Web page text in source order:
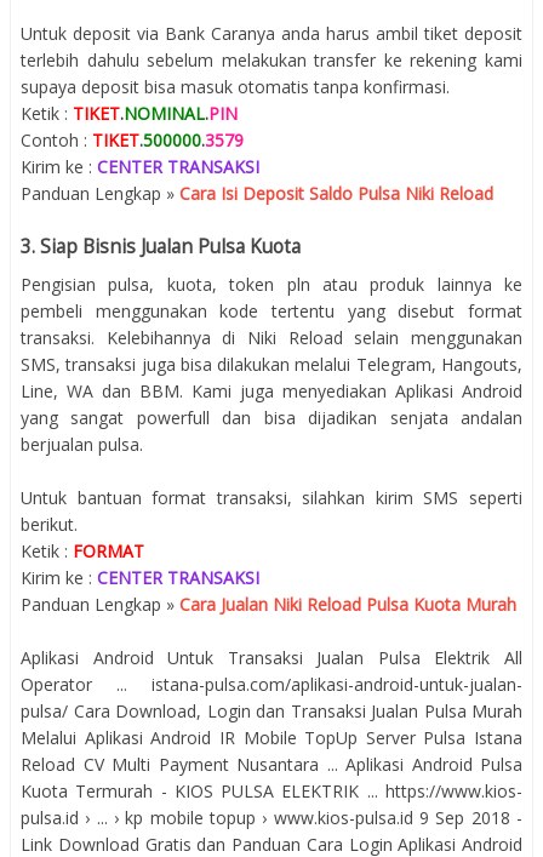
Untuk deposit via Bank Caranya anda harus ambil tiket deposit
terlebih dahulu sebelum melakukan transfer ke rekening kami
supaya deposit bisa masuk otomatis tanpa konfirmasi.
Ketik : TIKET.NOMINAL.PIN
Contoh : TIKET.500000.3579
Kirim ke : CENTER TRANSAKSI
Panduan Lengkap » Cara Isi Deposit Saldo Pulsa Niki Reload
3. Siap Bisnis Jualan Pulsa Kuota
Pengisian pulsa, kuota, token pln atau produk lainnya ke
pembeli menggunakan kode tertentu yang disebut format
transaksi. Kelebihannya di Niki Reload selain menggunakan
SMS, transaksi juga bisa dilakukan melalui Telegram, Hangouts,
Line, WA dan BBM. Kami juga menyediakan Aplikasi Android
yang sangat powerfull dan bisa dijadikan senjata andalan
berjualan pulsa.
Untuk bantuan format transaksi, silahkan kirim SMS seperti
berikut.
Ketik : FORMAT
Kirim ke : CENTER TRANSAKSI
Panduan Lengkap » Cara Jualan Niki Reload Pulsa Kuota Murah
Aplikasi Android Untuk Transaksi Jualan Pulsa Elektrik All
Operator ... istana-pulsa.com/aplikasi-android-untuk-jualan-
pulsa/ Cara Download, Login dan Transaksi Jualan Pulsa Murah
Melalui Aplikasi Android IR Mobile TopUp Server Pulsa Istana
Reload CV Multi Payment Nusantara ... Aplikasi Android Pulsa
Kuota Termurah - KIOS PULSA ELEKTRIK ... https://www.kios-
pulsa.id › ... › kp mobile topup › www.kios-pulsa.id 9 Sep 2018 -
Link Download Gratis dan Panduan Cara Login Aplikasi Android